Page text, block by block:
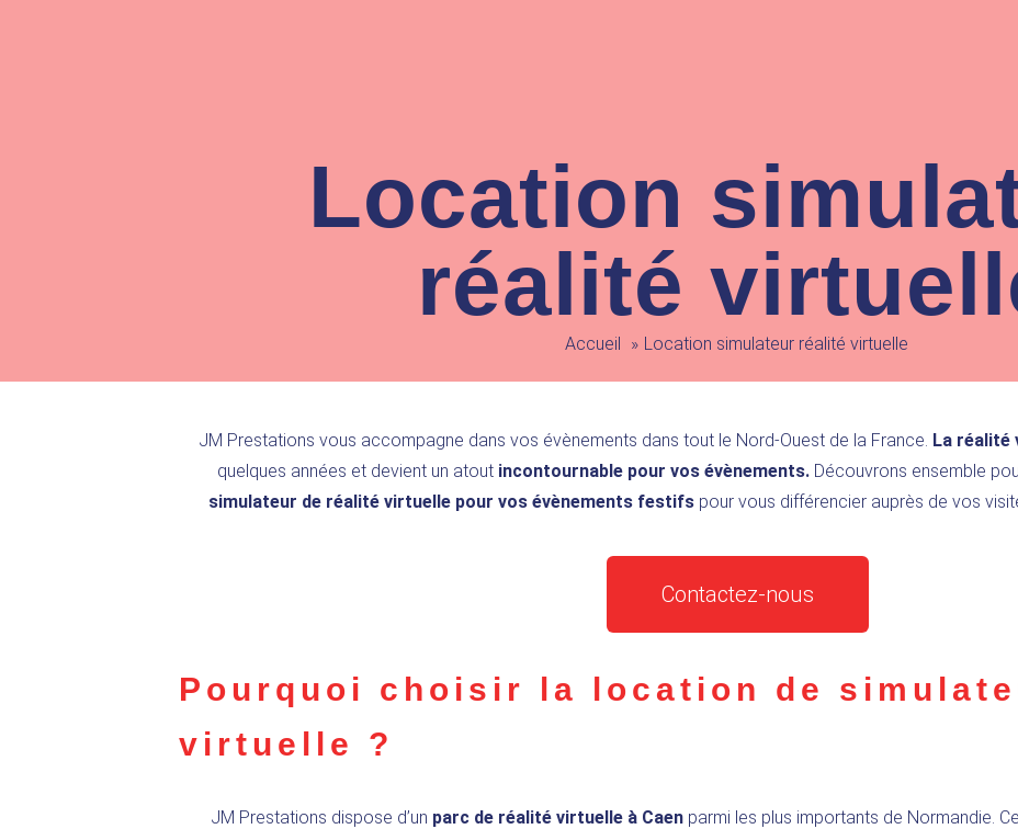
Location
réalité
Accueil Location simulateur réalité virtuelle
JM Prestations vous accompagne dans vos évènements dans tout le Nord-Ouest de la France. La réalité
quelques années et devient un atout incontournable pour vos évènements.Découvrons ensemble
simulateur de réalité virtuelle pour vos évènements festifspour vous différencier auprès de vos
Contactez-nous
Pourquoi choisir la location de
virtuelle ?
JM Prestations dispose d’un parc de réalité virtuelle à Caen parmi les plus importants de Normandie.